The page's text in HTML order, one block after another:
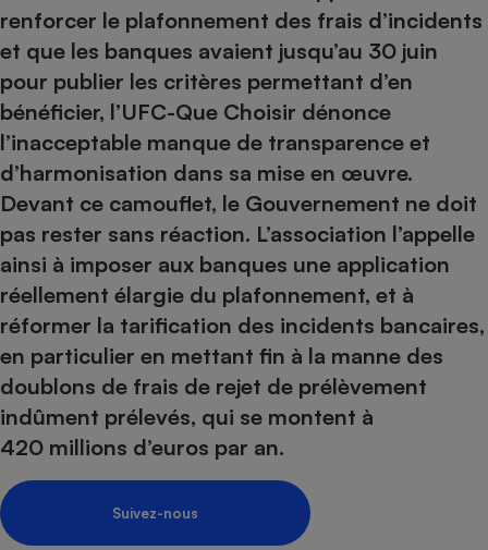
renforcer le plafonnement des frais d’incidents
et que les banques avaient jusqu’au 30 juin
pour publier les critères permettant d’en
bénéficier, l’UFC-Que Choisir dénonce
l’inacceptable manque de transparence et
d’harmonisation dans sa mise en œuvre.
Devant ce camouflet, le Gouvernement ne doit
pas rester sans réaction. L’association l’appelle
ainsi à imposer aux banques une application
réellement élargie du plafonnement, et à
réformer la tarification des incidents bancaires,
en particulier en mettant fin à la manne des
doublons de frais de rejet de prélèvement
indûment prélevés, qui se montent à
420 millions d’euros par an.
Suivez-nous
Sécurité - Hygiène
Supermarché - Drive
Assurance
Banque - Crédit
Epargne - Fiscalité
Mutuelle
Circulation routière
Contrôle technique -
Pièce détachée
Moto
Comparateur auto
Supermarché - Drive
Comparatif
Comparatif plaque à
Comparatif hotte
Comparatif climatiseur
Comparatif aspirateur
Comparatif aspirateur
Comparatif cafetière
Comparatif robot cuiseur
Comparatif centrale
Gros électroménager
Petit électroménager -
Électricité - Gaz
Comparatif casque audio
Comparatif barre de son
Comparatif imprimante
Comparatif ordinateur
Comparatif ultrabook
Comparatif tablette
Image et son
Informatique
Internet
Téléphonie
Crédit immobilier
Comparatif tondeuse
Comparatif poêle à
Comparatif radiateur
Aménagement
Bricolage - Jardinage
Chauffage
Produit d'entretien
Sécurité domestique
Hygiène - Beauté
Maladie - Médecine -
Système de santé -
Maison de retraite
Retraite
Choisir son fioul
Choisir son pellet
Comparateur assurance emprunteur
Energie Moins Chère Ensemble
Tous les comparateurs
Toutes les cartes interactives
Speedtest - Testez le débit de votre
connexion Internet